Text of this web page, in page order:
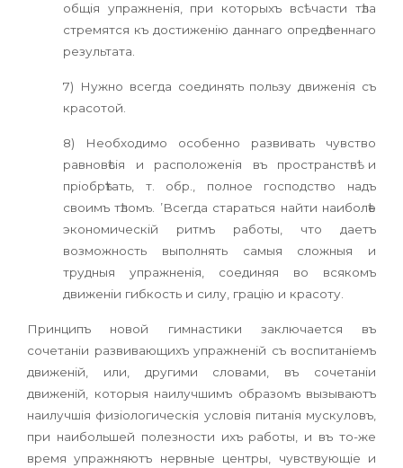
общія упражненія, при которыхъ всѣ части тѣла
стремятся къ достиженію даннаго опредѣленнаго
результата.
7) Нужно всегда соединять пользу движенія съ
красотой.
8) Необходимо особенно развивать чувство
равновѣсія и расположенія въ пространствѣ и
пріобрѣтать, т. обр., полное господство надъ
своимъ тѣломъ. ’Всегда стараться найти наиболѣе
экономическій ритмъ работы, что даетъ
возможность выполнять самыя сложныя и
трудныя упражненія, соединяя во всякомъ
движеніи гибкость и силу, грацію и красоту.
Принципъ новой гимнастики заключается въ
сочетаніи развивающихъ упражненій съ воспитаніемъ
движеній, или, другими словами, въ сочетаніи
движеній, которыя наилучшимъ образомъ вызываютъ
наилучшія физіологическія условія питанія мускуловъ,
при наибольшей полезности ихъ работы, и въ то-же
время упражняютъ нервные центры, чувствующіе и